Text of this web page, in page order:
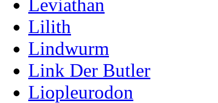
Leviathan
Lilith
Lindwurm
Link Der Butler
Liopleurodon